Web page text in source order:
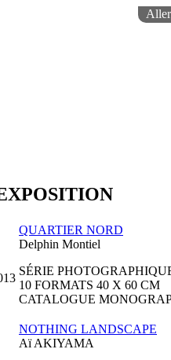
QUARTIER NORD
Delphin Montiel
SÉRIE
10 FORMATS 40 X 60 CM
CATALOGUE
NOTHING LANDSCAPE
Aï AKIYAMA